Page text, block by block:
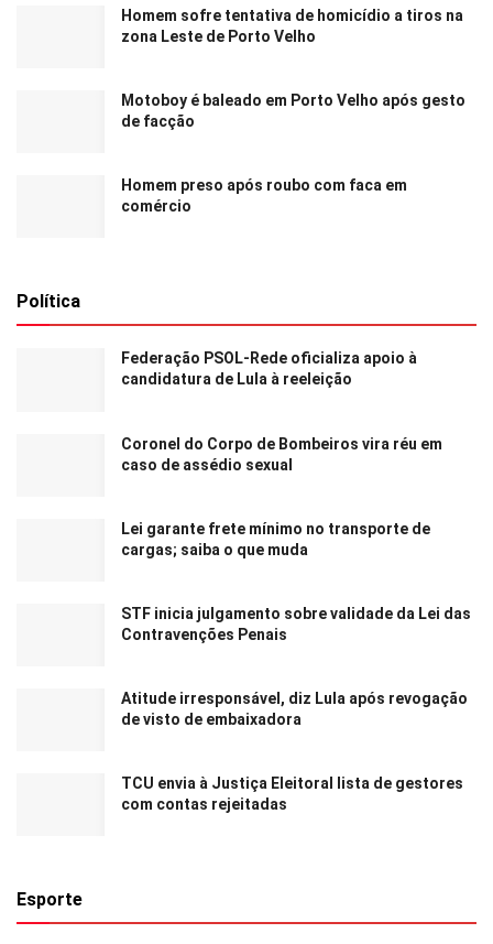
Homem sofre tentativa de homicídio a tiros na
zona Leste de Porto Velho
Motoboy é baleado em Porto Velho após gesto
de facção
Homem preso após roubo com faca em
comércio
Política
Federação PSOL-Rede oficializa apoio à
candidatura de Lula à reeleição
Coronel do Corpo de Bombeiros vira réu em
caso de assédio sexual
Lei garante frete mínimo no transporte de
cargas; saiba o que muda
STF inicia julgamento sobre validade da Lei das
Contravenções Penais
Atitude irresponsável, diz Lula após revogação
de visto de embaixadora
TCU envia à Justiça Eleitoral lista de gestores
com contas rejeitadas
Esporte